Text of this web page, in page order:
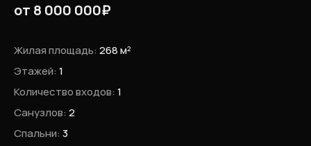
от 8 000 000₽
Жилая площадь: 268 м²
Этажей: 1
Количество входов: 1
Санузлов: 2
Спальни: 3